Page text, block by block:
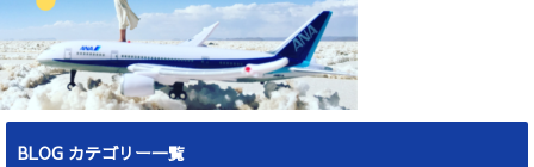
BLOG カテゴリー一覧